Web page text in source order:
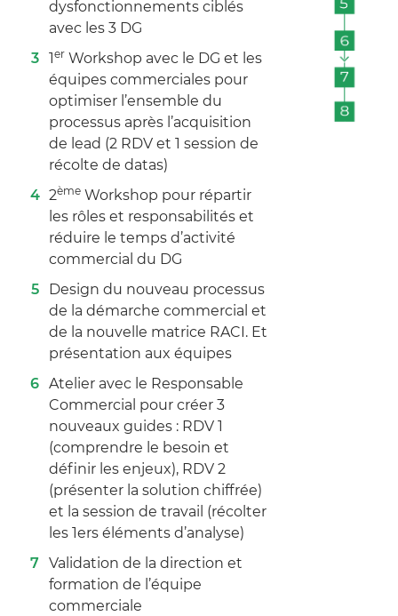
dysfonctionnements ciblés
avec les 3 DG
1er Workshop avec le DG et les
équipes commerciales pour
optimiser l’ensemble du
processus après l’acquisition
de lead (2 RDV et 1 session de
récolte de datas)
2ème Workshop pour répartir
les rôles et responsabilités et
réduire le temps d’activité
commercial du DG
Design du nouveau processus
de la démarche commercial et
de la nouvelle matrice RACI. Et
présentation aux équipes
Atelier avec le Responsable
Commercial pour créer 3
nouveaux guides : RDV 1
(comprendre le besoin et
définir les enjeux), RDV 2
(présenter la solution chiffrée)
et la session de travail (récolter
les 1ers éléments d’analyse)
Validation de la direction et
formation de l’équipe
commerciale